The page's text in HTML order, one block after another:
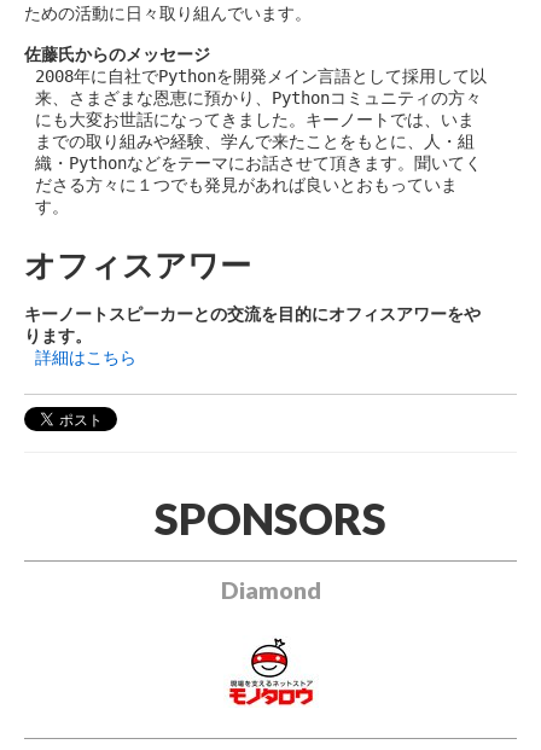
ための活動に日々取り組んでいます。
佐藤氏からのメッセージ
2008年に自社でPythonを開発メイン言語として採用して以
来、さまざまな恩恵に預かり、Pythonコミュニティの方々
にも大変お世話になってきました。キーノートでは、いま
までの取り組みや経験、学んで来たことをもとに、人・組
織・Pythonなどをテーマにお話させて頂きます。聞いてく
ださる方々に１つでも発見があれば良いとおもっていま
す。
オフィスアワー
キーノートスピーカーとの交流を目的にオフィスアワーをや
ります。
詳細はこちら
SPONSORS
Diamond